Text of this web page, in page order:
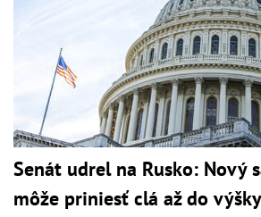
Senát udrel na Rusko: Nový
môže priniesť clá až do